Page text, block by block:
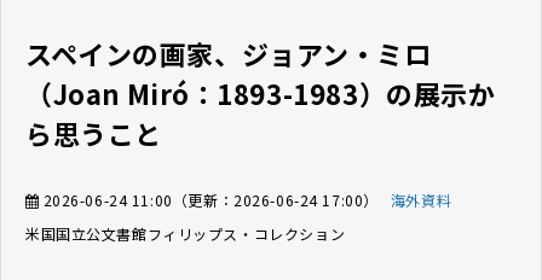
スペインの画家、ジョアン・ミロ
（Joan Miró：1893-1983）の展示か
ら思うこと
2026-06-24 11:00 （更新： 2026-06-24 17:00）
海外資料
米国国立公文書館フィリップス・コレクション